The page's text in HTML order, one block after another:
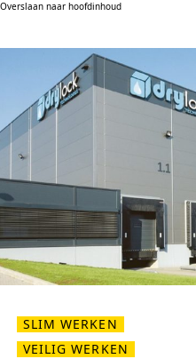
Overslaan naar hoofdinhoud
SLIM WERKEN
VEILIG WERKEN